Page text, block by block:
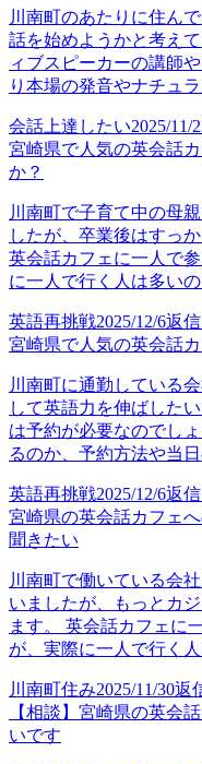
川南町のあたりに住ん
話を始めようかと考え
ィブスピーカーの講師
り本場の発音やナチュ
会話上達したい2025/11/
宮崎県で人気の英会話
か？
川南町で子育て中の母
したが、卒業後はすっ
英会話カフェに一人で
に一人で行く人は多い
英語再挑戦2025/12/6返信
宮崎県で人気の英会話
川南町に通勤している
して英語力を伸ばした
は予約が必要なのでし
るのか、予約方法や当
英語再挑戦2025/12/6返信
宮崎県の英会話カフェ
聞きたい
川南町で働いている会
いましたが、もっとカ
ます。 英会話カフェに
が、実際に一人で行く
川南町住み2025/11/30返
【相談】宮崎県の英会
いです